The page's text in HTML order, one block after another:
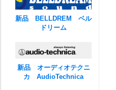
新品 BELLDREM ベル
ドリーム
新品 オーディオテクニ
カ AudioTechnica